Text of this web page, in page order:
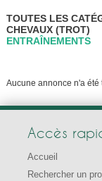
TOUTES LES
CHEVAUX (TROT)
ENTRAÎNEMENTS
Aucune annonce n'a été
Accès
Accueil
Rechercher un